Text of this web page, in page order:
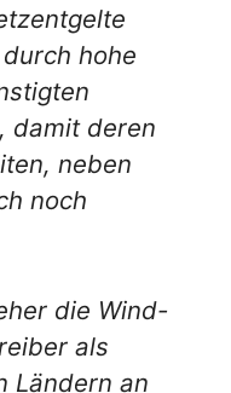
hohe
damit deren
neben
noch
die Wind-
als
Ländern an